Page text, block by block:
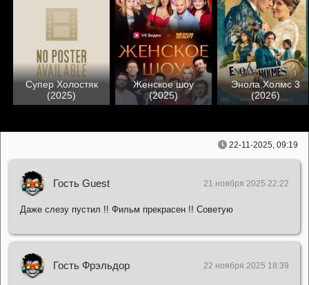
Супер Холостяк
(2025)
Женское шоу
(2025)
Энола Холмс 3
(2026)
22-11-2025, 09:19
Гость Guest 21 ноября 2025 22:22
Даже слезу пустил !! Фильм прекрасен !! Советую
Гость Фрэльдор 22 ноября 2025 18:39